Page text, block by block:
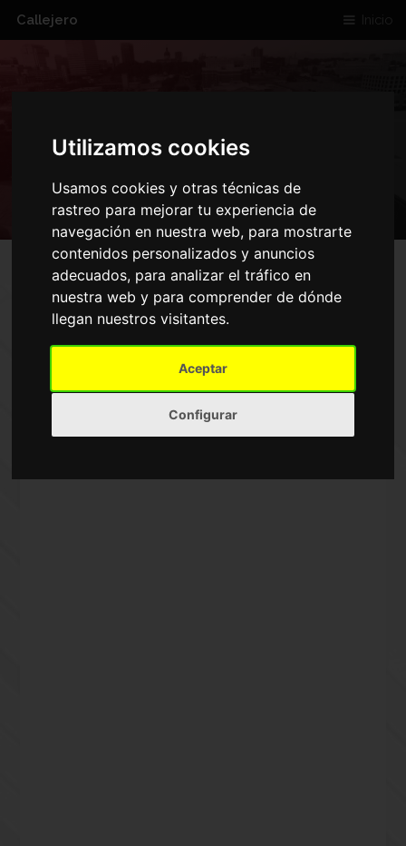
Utilizamos cookies
Usamos cookies y otras técnicas de
rastreo para mejorar tu experiencia de
navegación en nuestra web, para mostrarte
contenidos personalizados y anuncios
adecuados, para analizar el tráfico en
nuestra web y para comprender de dónde
llegan nuestros visitantes.
Aceptar
Configurar
Callejero Inicio
ZAMORA MADRID
MAPA DE CALLE ANTONIO
ZAMORA MADRID
Calle Antonio Zamora Madrid